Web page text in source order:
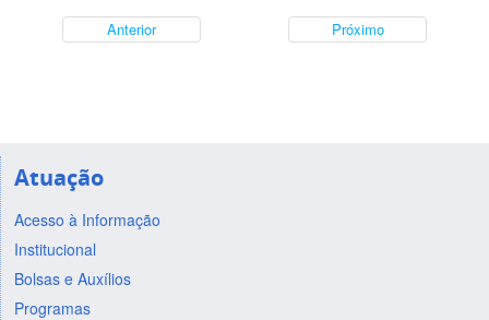
Anterior Próximo
Atuação
Acesso à Informação
Institucional
Bolsas e Auxílios
Programas